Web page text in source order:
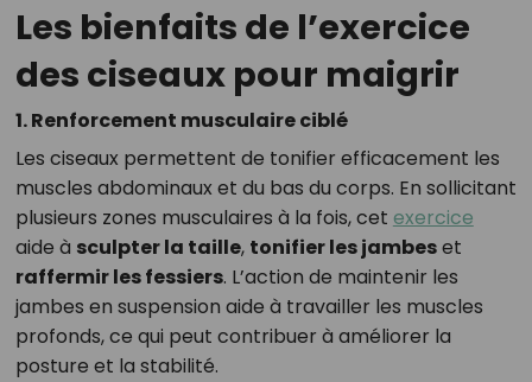
Les bienfaits de l’exercice
des ciseaux pour maigrir
1.Renforcement musculaire ciblé
Les ciseaux permettent de tonifier efficacement les
muscles abdominaux et du bas du corps. En sollicitant
plusieurs zones musculaires à la fois, cet exercice
aide à sculpter la taille, tonifier les jambeset
raffermir les fessiers. L’action de maintenir les
jambes en suspension aide à travailler les muscles
profonds, ce qui peut contribuer à améliorer la
posture et la stabilité.